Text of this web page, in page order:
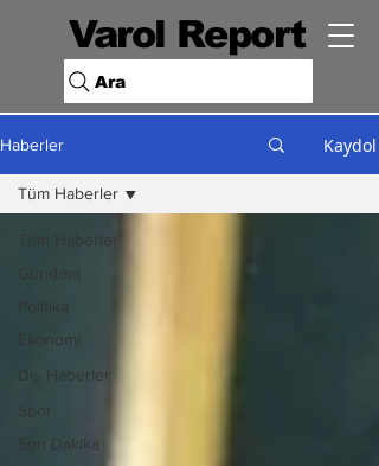
Varol Report
Ara
Haberler Kaydol
Tüm Haberler
Ekonomi
Dış Haberler
Son Dakika
Tüm Haberler